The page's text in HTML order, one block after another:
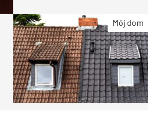
Môj dom